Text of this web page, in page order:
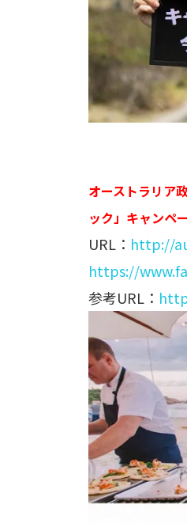
オーストラリア
ック」キャンペ
URL： http://
https://
参考URL：